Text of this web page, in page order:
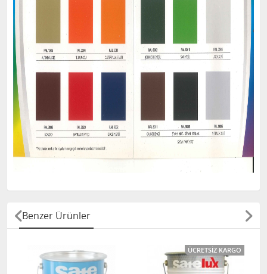
Benzer Ürünler
ÜCRETSIZ KARGO